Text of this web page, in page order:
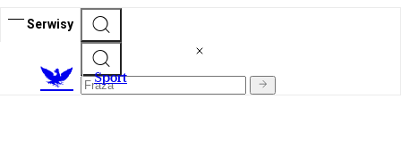
Serwisy
Sport